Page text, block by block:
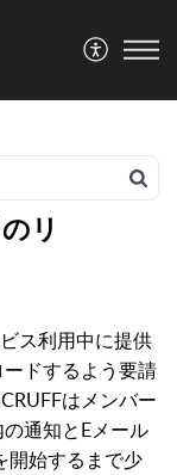
リ
ス利用中に提供
ドするよう要請
はメンバー
通知とEメール
開始するまで少